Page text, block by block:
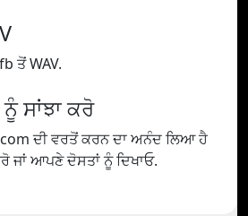
ਤੋਂ WAV.
ਸਾਂਝਾ ਕਰੋ
ਦੀ ਵਰਤੋਂ ਕਰਨ ਦਾ ਅਨੰਦ ਲਿਆ ਹੈ
ਜਾਂ ਆਪਣੇ ਦੋਸਤਾਂ ਨੂੰ ਦਿਖਾਓ.